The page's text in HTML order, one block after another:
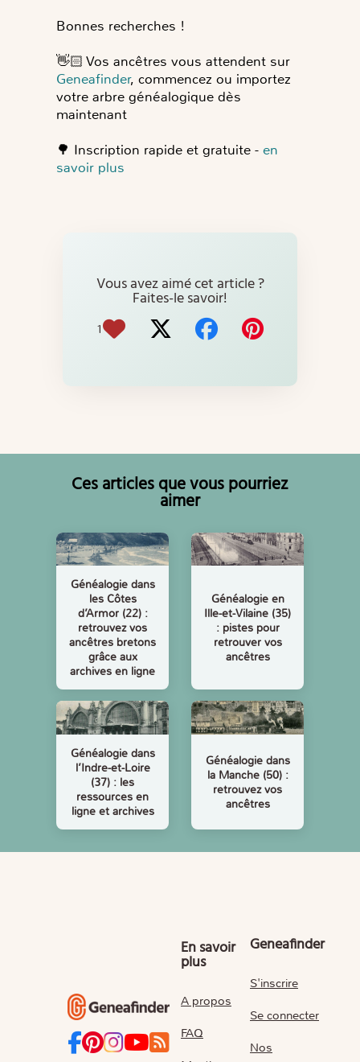
Bonnes recherches !
👋🏻 Vos ancêtres vous attendent sur
Geneafinder, commencez ou importez
votre arbre généalogique dès
maintenant
🌳 Inscription rapide et gratuite - en
savoir plus
Vous avez aimé cet article ?
Faites-le savoir!
1
Ces articles que vous pourriez
aimer
Généalogie dans
les Côtes
d’Armor (22) :
retrouvez vos
ancêtres bretons
grâce aux
archives en ligne
Généalogie en
Ille-et-Vilaine (35)
: pistes pour
retrouver vos
ancêtres
Généalogie dans
l’Indre-et-Loire
(37) : les
ressources en
ligne et archives
Généalogie dans
la Manche (50) :
retrouvez vos
ancêtres
En savoir
plus
A propos
FAQ
Geneafinder
S'inscrire
Se connecter
Nos